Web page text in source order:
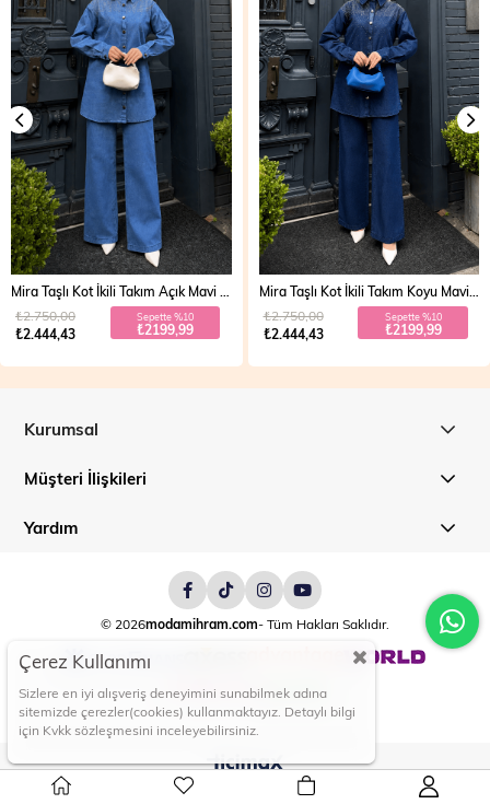
₺2.444,43
₺2.750,00 Sepette %10
₺2199,99
Vera Fermuarlı Denim Takım Açık Mavi 19298
₺2.499,99
₺2.700,00 Sepette %20
₺1999,99
Kurumsal
Müşteri İlişkileri
Yardım
© 2026modamihram.com- Tüm Hakları Saklıdır.
Çerez Kullanımı
Sizlere en iyi alışveriş deneyimini sunabilmek adına
sitemizde çerezler(cookies) kullanmaktayız. Detaylı bilgi
için Kvkk sözleşmesini inceleyebilirsiniz.